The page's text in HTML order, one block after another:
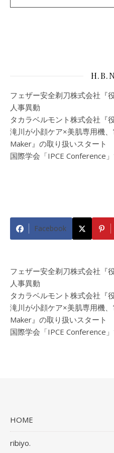
フェザー安全剃刀株式会社『
人事異動
タカラベルモント株式会社『
滝川が小顔ケア×美肌専用機
Maker』の取り扱いスタート
国際学会「IPCE Conference
Facebook
フェザー安全剃刀株式会社『
人事異動
タカラベルモント株式会社『
滝川が小顔ケア×美肌専用機
Maker』の取り扱いスタート
国際学会「IPCE Conference
HOME
ribiyo.